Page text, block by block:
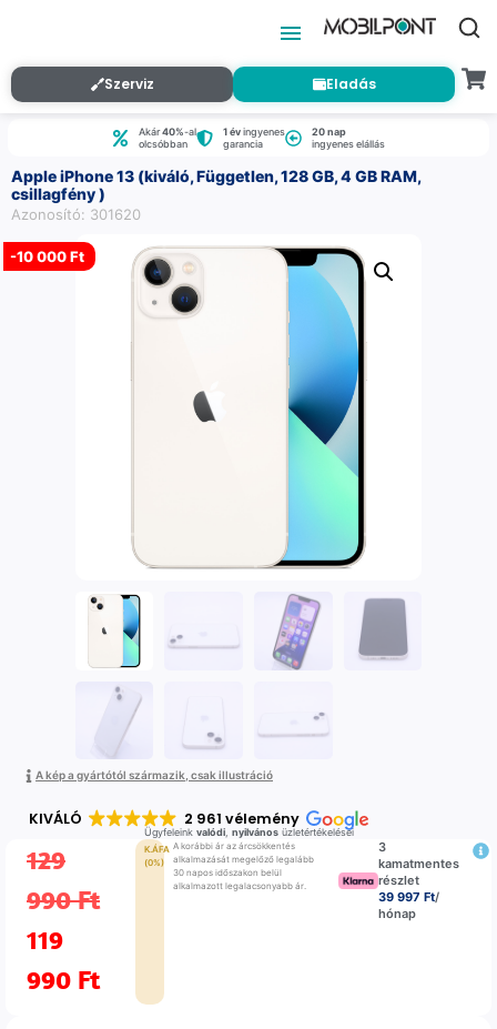
Szerviz Eladás
Akár40%-al
olcsóbban
1 évingyenes
garancia
20 nap
ingyenes elállás
Apple iPhone 13 (kiváló, Független, 128 GB, 4 GB RAM,
csillagfény )
Azonosító: 301620
-10 000 Ft
A kép a gyártótól származik, csak illustráció
KIVÁLÓ 2 961 vélemény
Ügyfeleink valódi, nyilvánosüzletértékelései
129
990Ft
119
990 Ft
K.ÁFA
(0%)
A korábbi ár az árcsökkentés
alkalmazását megelőző legalább
30 napos időszakon belül
alkalmazott legalacsonyabb ár.
3
kamatmentes
részlet
39 997 Ft/
hónap